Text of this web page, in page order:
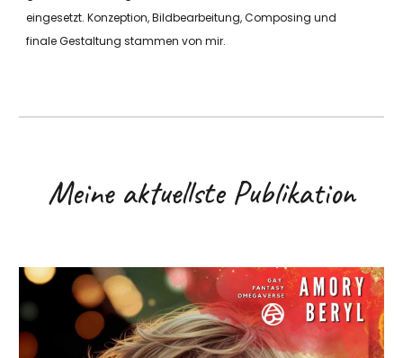
eingesetzt. Konzeption, Bildbearbeitung, Composing und
finale Gestaltung stammen von mir.
Meine aktuellste Publikation